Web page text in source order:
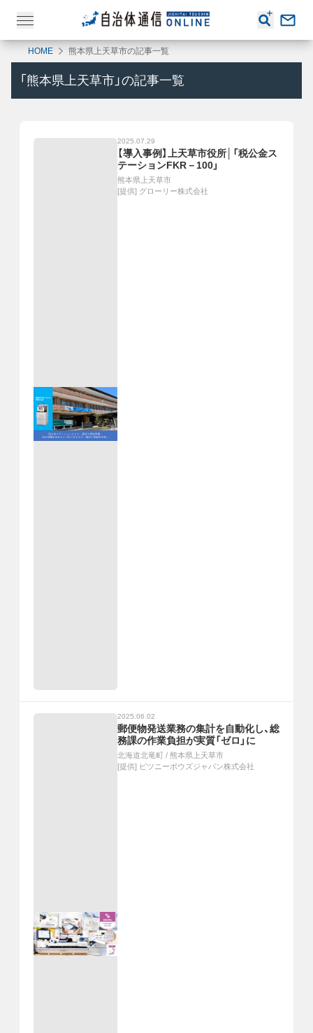
HOME 熊本県上天草市の記事一覧
「 熊本県上天草市 」の記事一覧
2025.07.29
【導入事例】上天草市役所│「税公金ス
テーションFKR－100」
熊本県上天草市
[提供] グローリー株式会社
2025.06.02
郵便物発送業務の集計を自動化し、総
務課の作業負担が実質「ゼロ」に
北海道北竜町 / 熊本県上天草市
[提供] ピツニーボウズジャパン株式会社